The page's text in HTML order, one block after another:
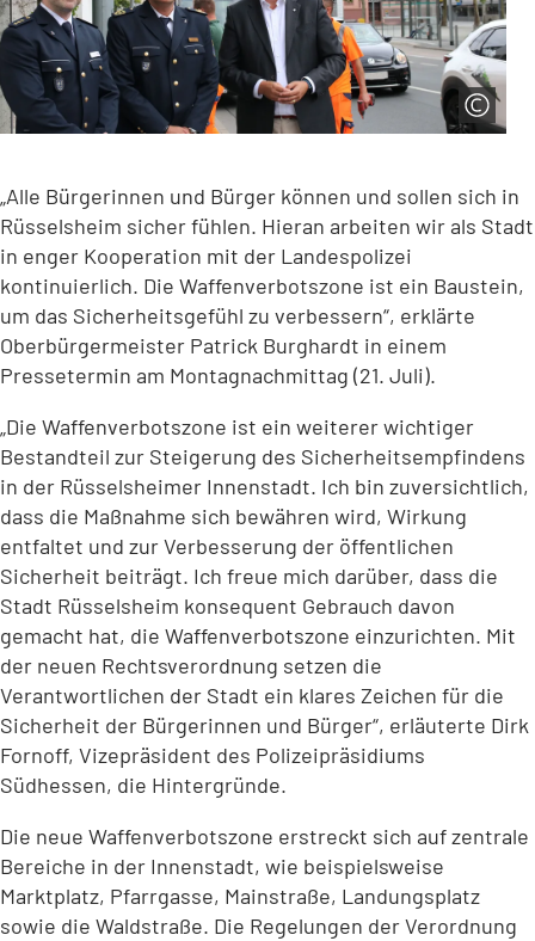
„Alle Bürgerinnen und Bürger können und sollen sich in
Rüsselsheim sicher fühlen. Hieran arbeiten wir als Stadt
in enger Kooperation mit der Landespolizei
kontinuierlich. Die Waffenverbotszone ist ein Baustein,
um das Sicherheitsgefühl zu verbessern“, erklärte
Oberbürgermeister Patrick Burghardt in einem
Pressetermin am Montagnachmittag (21. Juli).
„Die Waffenverbotszone ist ein weiterer wichtiger
Bestandteil zur Steigerung des Sicherheitsempfindens
in der Rüsselsheimer Innenstadt. Ich bin zuversichtlich,
dass die Maßnahme sich bewähren wird, Wirkung
entfaltet und zur Verbesserung der öffentlichen
Sicherheit beiträgt. Ich freue mich darüber, dass die
Stadt Rüsselsheim konsequent Gebrauch davon
gemacht hat, die Waffenverbotszone einzurichten. Mit
der neuen Rechtsverordnung setzen die
Verantwortlichen der Stadt ein klares Zeichen für die
Sicherheit der Bürgerinnen und Bürger“, erläuterte Dirk
Fornoff, Vizepräsident des Polizeipräsidiums
Südhessen, die Hintergründe.
Die neue Waffenverbotszone erstreckt sich auf zentrale
Bereiche in der Innenstadt, wie beispielsweise
Marktplatz, Pfarrgasse, Mainstraße, Landungsplatz
sowie die Waldstraße. Die Regelungen der Verordnung